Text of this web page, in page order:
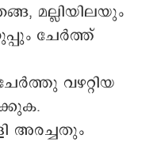
മല്ലിയിലയും
ചേർത്ത്
വഴറ്റിയ
അരച്ചതും